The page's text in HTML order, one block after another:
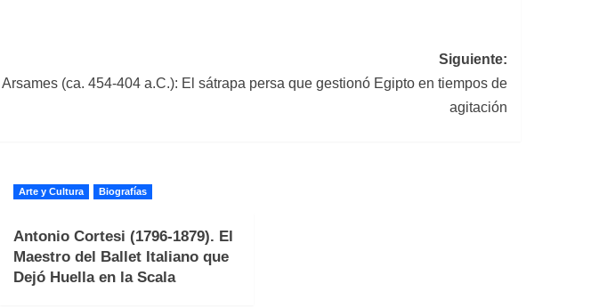
Siguiente:
Arsames (ca. 454-404 a.C.): El sátrapa persa que gestionó Egipto en tiempos de
agitación
Arte y Cultura Biografías
Antonio Cortesi (1796-1879). El
Maestro del Ballet Italiano que
Dejó Huella en la Scala